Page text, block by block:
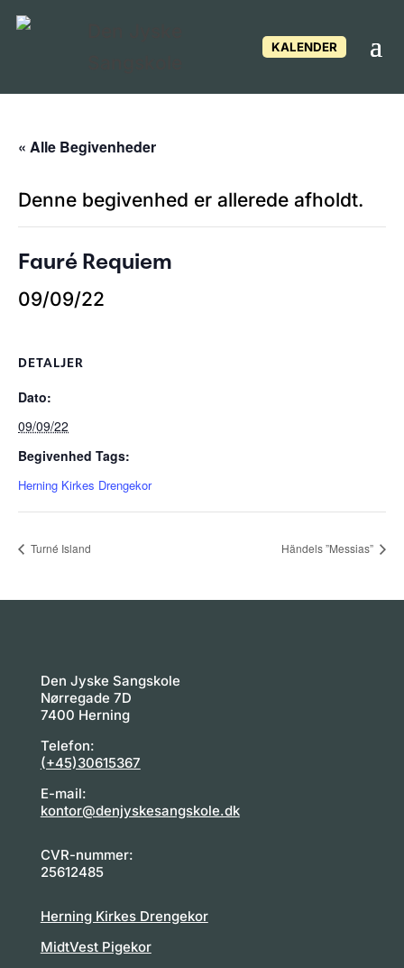
KALENDER
« Alle Begivenheder
Denne begivenhed er allerede afholdt.
Fauré Requiem
09/09/22
DETALJER
Dato:
09/09/22
Begivenhed Tags:
Herning Kirkes Drengekor
Turné Island Händels ”Messias”
Den Jyske Sangskole
Nørregade 7D
7400 Herning
Telefon:
(+45)30615367
E-mail:
kontor@denjyskesangskole.dk
CVR-nummer:
25612485
Herning Kirkes Drengekor
MidtVest Pigekor